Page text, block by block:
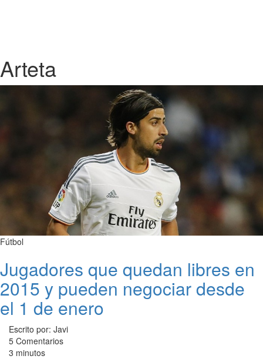
Arteta
Fútbol
Jugadores que quedan libres en
2015 y pueden negociar desde
el 1 de enero
Escrito por: Javi
5 Comentarios
3 minutos